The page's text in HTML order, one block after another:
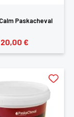
Paskacheval
20,00 €